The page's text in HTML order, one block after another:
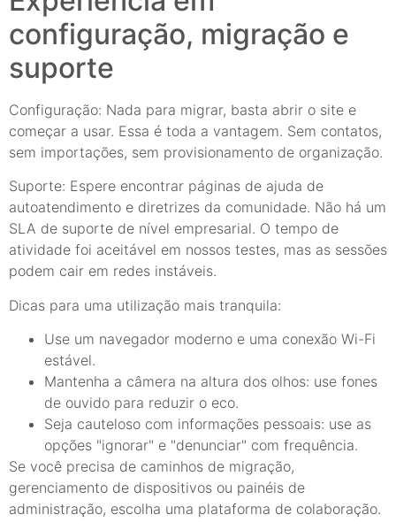
configuração, migração e
suporte
Configuração: Nada para migrar, basta abrir o site e
começar a usar. Essa é toda a vantagem. Sem contatos,
sem importações, sem provisionamento de organização.
Suporte: Espere encontrar páginas de ajuda de
autoatendimento e diretrizes da comunidade. Não há um
SLA de suporte de nível empresarial. O tempo de
atividade foi aceitável em nossos testes, mas as sessões
podem cair em redes instáveis.
Dicas para uma utilização mais tranquila:
Use um navegador moderno e uma conexão Wi-Fi
estável.
Mantenha a câmera na altura dos olhos: use fones
de ouvido para reduzir o eco.
Seja cauteloso com informações pessoais: use as
opções "ignorar" e "denunciar" com frequência.
Se você precisa de caminhos de migração,
gerenciamento de dispositivos ou painéis de
administração, escolha uma plataforma de colaboração.